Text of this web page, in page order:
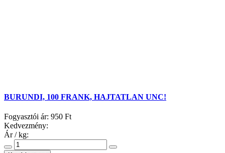
BURUNDI, 100 FRANK, HAJTATLAN UNC!
Fogyasztói ár: 950 Ft
Kedvezmény:
Ár / kg: